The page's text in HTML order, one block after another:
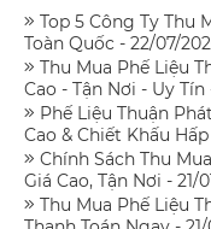
Top 5 Công Ty Thu
Toàn Quốc - 22/07/
Thu Mua Phế Liệu
Cao - Tận Nơi - Uy
Phế Liệu Thuận
Cao & Chiết Khấu
Chính Sách Thu
Giá Cao, Tận Nơi - 21/
Thu Mua Phế Liệu